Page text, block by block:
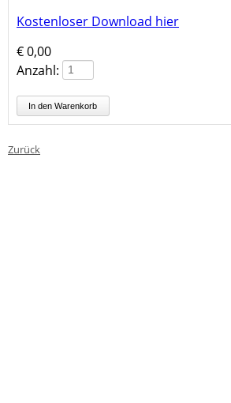
Kostenloser Download hier
€0,00
Anzahl:
Zurück